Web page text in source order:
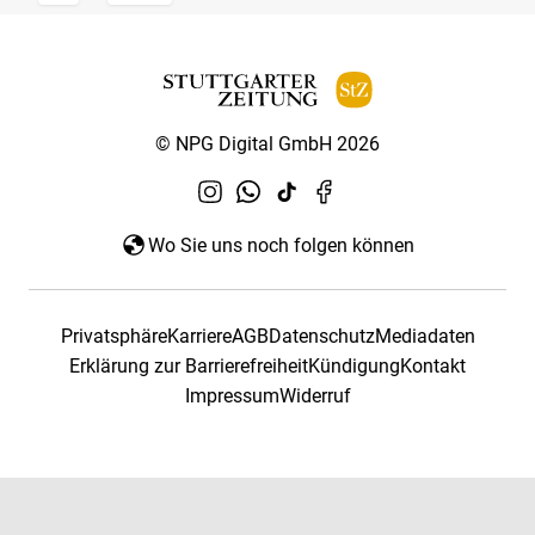
© NPG Digital GmbH 2026
Wo Sie uns noch folgen können
PrivatsphäreKarriereAGBDatenschutzMediadaten
Erklärung zur BarrierefreiheitKündigungKontakt
ImpressumWiderruf